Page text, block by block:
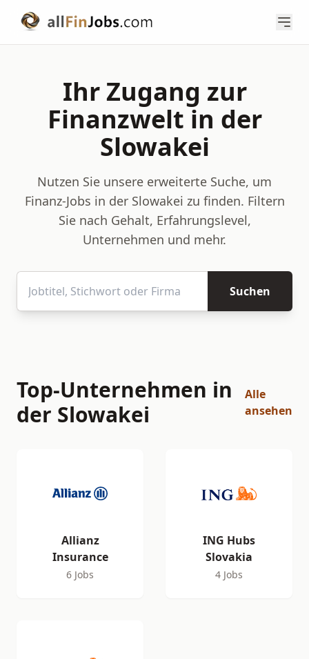
Ihr Zugang zur
Finanzwelt in der
Slowakei
Nutzen Sie unsere erweiterte Suche, um
Finanz-Jobs in der Slowakei zu finden. Filtern
Sie nach Gehalt, Erfahrungslevel,
Unternehmen und mehr.
Suchen
Top-Unternehmen in
der Slowakei
Alle
ansehen
Allianz
Insurance
6 Jobs
ING Hubs
Slovakia
4 Jobs